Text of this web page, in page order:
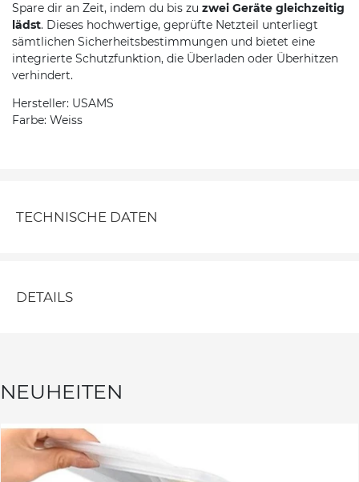
Spare dir an Zeit, indem du bis zu zwei Geräte gleichzeitig
lädst. Dieses hochwertige, geprüfte Netzteil unterliegt
sämtlichen Sicherheitsbestimmungen und bietet eine
integrierte Schutzfunktion, die Überladen oder Überhitzen
verhindert.
Hersteller: USAMS
Farbe: Weiss
TECHNISCHE DATEN
DETAILS
NEUHEITEN